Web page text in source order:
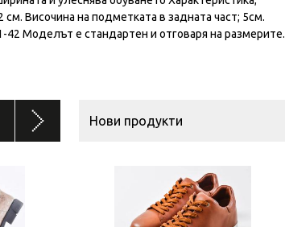
и улеснява обуването Характеристика;
Височина на подметката в задната част; 5см.
Моделът е стандартен и отговаря на размерите.
Нови продукти